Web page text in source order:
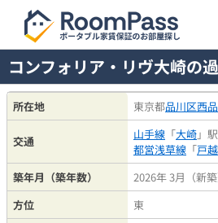
コンフォリア・リヴ大崎の
所在地 東京都品川区西
交通 山手線 「大崎」
都営浅草線 「戸越
築年月（築年数）
2026年 3月（新築
方位
東